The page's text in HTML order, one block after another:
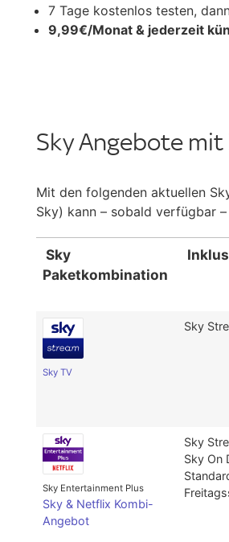
7 Tage kostenlos testen,
9,99€/Monat & jederzeit
Sky Angebote
Mit den folgenden aktuellen
Sky) kann – sobald verfügbar
Sky
Paketkombination
Sky TV
Sky
Sky Entertainment Plus
Sky & Netflix Kombi-
Angebot
Sky
Sky On